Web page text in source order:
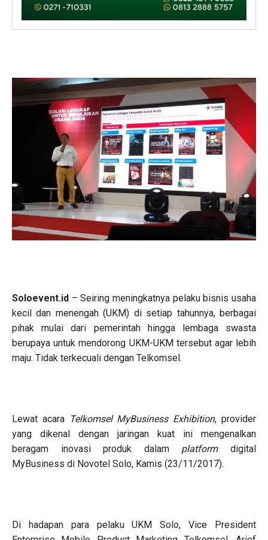
Soloevent.id – Seiring meningkatnya pelaku bisnis usaha
kecil dan menengah (UKM) di setiap tahunnya, berbagai
pihak mulai dari pemerintah hingga lembaga swasta
berupaya untuk mendorong UKM-UKM tersebut agar lebih
maju. Tidak terkecuali dengan Telkomsel.
Lewat acara Telkomsel MyBusiness Exhibition, provider
yang dikenal dengan jaringan kuat ini mengenalkan
beragam inovasi produk dalam platformdigital
MyBusiness di Novotel Solo, Kamis (23/11/2017).
Di hadapan para pelaku UKM Solo, Vice President